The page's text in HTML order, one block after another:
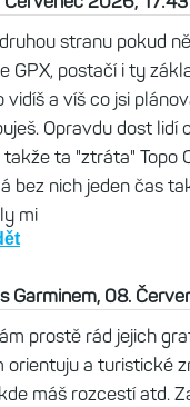
stranu pokud
GPX, postačí i ty
vidíš a víš co jsi
Opravdu dost lidí
takže ta "ztráta" Topo
bez nich jeden čas
mi
Garminem, 08.
prostě rád jejich
orientuju a turistické
máš rozcestí atd.